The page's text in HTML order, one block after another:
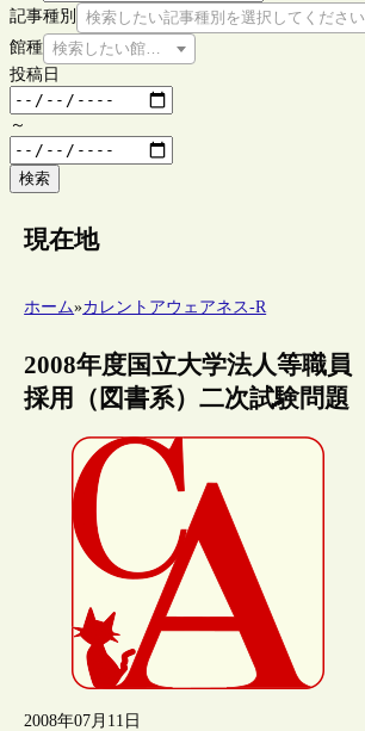
記事種別
検索したい記事種別を選択してください
館種 検索したい館種を選択してください
投稿日
～
検索
現在地
ホーム»カレントアウェアネス-R
2008年度国立大学法人等職員
採用（図書系）二次試験問題
2008年07月11日